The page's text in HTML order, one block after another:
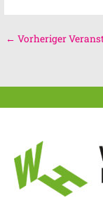
← Vorheriger